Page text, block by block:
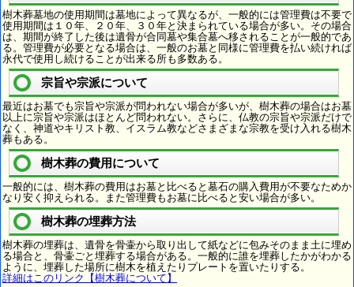
樹木葬墓地の使用期間は墓地によって異なるが、一般的には管理費は不要で
使用期間は１０年、２０年、３０年と決まられている場合が多い。その場合
は、期間が終了した後は遺骨が合同墓や集合墓へ移されることが一般的であ
る。管理費が必要となる場合は、一般のお墓と同様に管理費を払い続ければ
永代で使用し続けることが出来る所も多数ある。
宗旨や宗派について
最近はお墓でも宗旨や宗派が問われない場合が多いが、樹木葬の場合はお墓
以上に宗旨や宗派はほとんど問われない。さらに、仏教の宗旨や宗派だけで
なく、神道やキリスト教、イスラム教などさまざまな宗教を受け入れる樹木
葬もある。
樹木葬の費用について
一般的には、樹木葬の費用はお墓と比べると墓石の購入費用が不要なためか
なり安く抑えられる。また管理費もお墓に比べると安い場合が多い。
樹木葬の埋葬方法
樹木葬の埋葬は、遺骨を骨壷から取り出して紙などに包みそのまま土に埋め
る場合と、骨壷ごと埋葬する場合がある。一般的に誰を埋葬したかがわかる
ように、埋葬した場所に樹木を植えたりプレートを置いたりする。
詳細はこのリンク【樹木葬について】